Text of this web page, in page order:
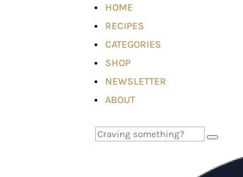
HOME
RECIPES
CATEGORIES
SHOP
NEWSLETTER
ABOUT